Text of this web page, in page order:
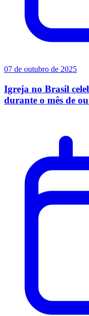
07 de outubro de 2025
Igreja no Brasil
durante o mês de